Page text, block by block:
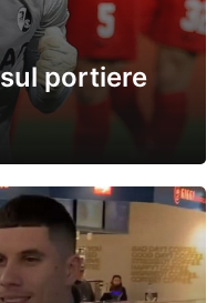
portiere